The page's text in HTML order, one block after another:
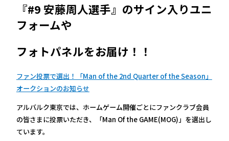
『#9 安藤周人選手』のサイン入りユニ
フォームや
フォトパネルをお届け！！
ファン投票で選出！「Man of the 2nd Quarter of the Season」
オークションのお知らせ
アルバルク東京では、ホームゲーム開催ごとにファンクラブ会員
の皆さまに投票いただき、「Man Of the GAME(MOG)」を選出し
ています。